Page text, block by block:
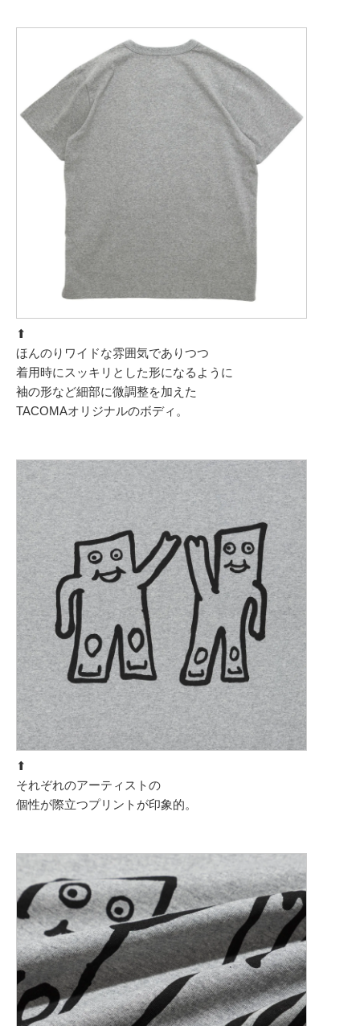
⬆︎
ほんのりワイドな雰囲気でありつつ
着用時にスッキリとした形になるように
袖の形など細部に微調整を加えた
TACOMAオリジナルのボディ。
⬆︎
それぞれのアーティストの
個性が際立つプリントが印象的。